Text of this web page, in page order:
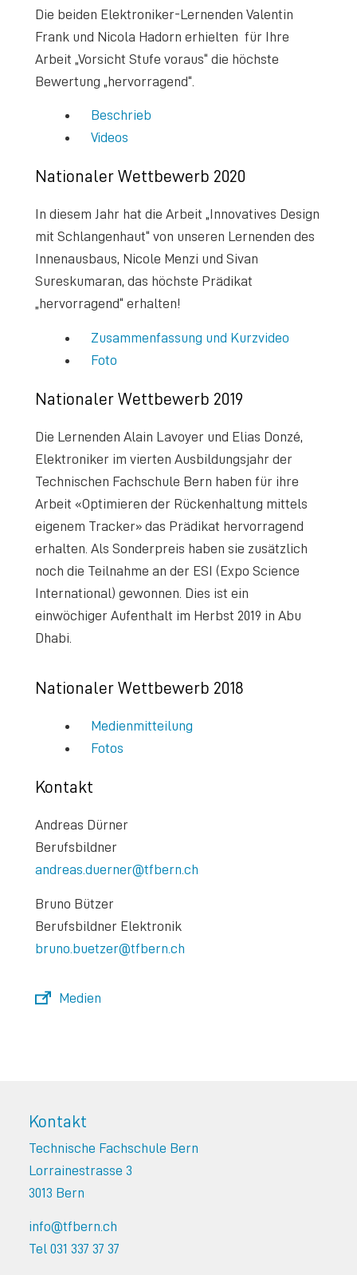
Die beiden Elektroniker-Lernenden Valentin
Frank und Nicola Hadorn erhielten für Ihre
Arbeit „Vorsicht Stufe voraus“ die höchste
Bewertung „hervorragend“.
Beschrieb
Videos
Nationaler Wettbewerb 2020
In diesem Jahr hat die Arbeit „Innovatives Design
mit Schlangenhaut“ von unseren Lernenden des
Innenausbaus, Nicole Menzi und Sivan
Sureskumaran, das höchste Prädikat
„hervorragend“ erhalten!
Zusammenfassung und Kurzvideo
Foto
Nationaler Wettbewerb 2019
Die Lernenden Alain Lavoyer und Elias Donzé,
Elektroniker im vierten Ausbildungsjahr der
Technischen Fachschule Bern haben für ihre
Arbeit «Optimieren der Rückenhaltung mittels
eigenem Tracker» das Prädikat hervorragend
erhalten. Als Sonderpreis haben sie zusätzlich
noch die Teilnahme an der ESI (Expo Science
International) gewonnen. Dies ist ein
einwöchiger Aufenthalt im Herbst 2019 in Abu
Dhabi.
Nationaler Wettbewerb 2018
Medienmitteilung
Fotos
Kontakt
Andreas Dürner
Berufsbildner
andreas.duerner@tfbern.ch
Bruno Bützer
Berufsbildner Elektronik
bruno.buetzer@tfbern.ch
Medien
Kontakt
Technische Fachschule Bern
Lorrainestrasse 3
3013 Bern
info@tfbern.ch
Tel 031 337 37 37